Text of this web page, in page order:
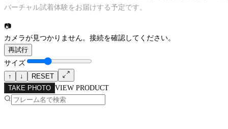
バーチャル試着体験をお届けする予定です。
📷
カメラが見つかりません。接続を確認してください。
再試行
サイズ
↑
↓
RESET
TAKE PHOTO VIEW PRODUCT